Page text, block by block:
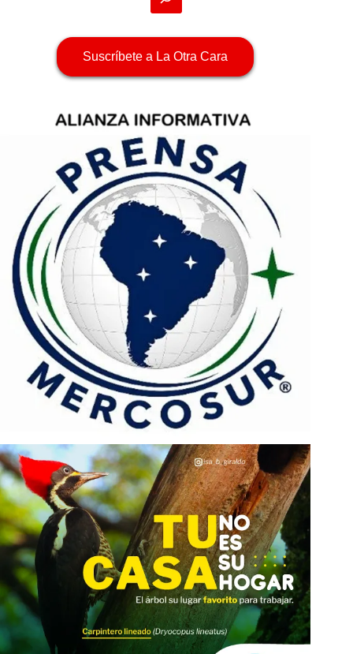
Suscríbete a La Otra Cara